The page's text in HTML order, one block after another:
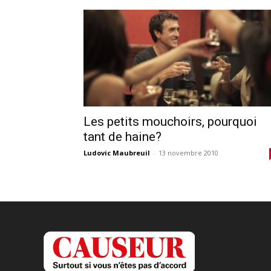
Les petits mouchoirs, pourquoi
tant de haine?
Ludovic Maubreuil - 13 novembre 2010